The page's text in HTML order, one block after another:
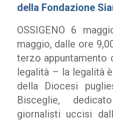
della Fondazione
OSSIGENO 6
maggio, dalle ore
terzo appuntamento
legalità – la legalità
della Diocesi
Bisceglie,
giornalisti uccisi